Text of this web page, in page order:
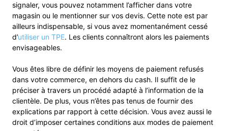
signaler, vous pouvez notamment l’afficher dans votre
magasin ou le mentionner sur vos devis. Cette note est par
ailleurs indispensable, si vous avez momentanément cessé
d’utiliser un TPE. Les clients connaîtront alors les paiements
envisageables.
Vous êtes libre de définir les moyens de paiement refusés
dans votre commerce, en dehors du cash. Il suffit de le
préciser à travers un procédé adapté à l’information de la
clientèle. De plus, vous n’êtes pas tenus de fournir des
explications par rapport à cette décision. Vous avez aussi le
droit d’imposer certaines conditions aux modes de paiement